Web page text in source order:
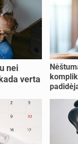
nei
verta